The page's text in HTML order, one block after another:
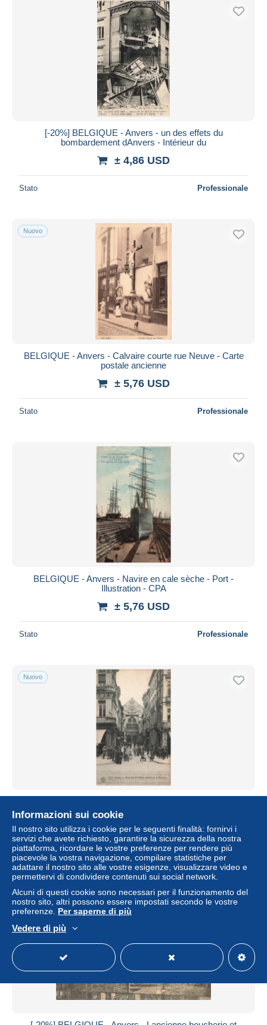
[-20%] BELGIQUE - Anvers - un des effets du
bombardement dAnvers - Intérieur du
± 4,86 USD
Stato Professionale
Nuovo
BELGIQUE - Anvers - Calvaire courte rue Neuve - Carte
postale ancienne
± 5,76 USD
Stato Professionale
BELGIQUE - Anvers - Navire en cale sèche - Port -
Illustration - CPA
± 5,76 USD
Stato Professionale
Nuovo
Bourse - Animé - CPA
± 6,91 USD
Stato Professionale
Informazioni sui cookie
Il nostro sito utilizza i cookie per le seguenti finalità: fornirvi i
servizi che avete richiesto, garantire la sicurezza della nostra
piattaforma, ricordare le vostre preferenze per rendere più
piacevole la vostra navigazione, compilare statistiche per
adattare il nostro sito alle vostre esigenze, visualizzare video e
permettervi di condividere contenuti sui social network.
Alcuni di questi cookie sono necessari per il funzionamento del
nostro sito, altri possono essere impostati secondo le vostre
preferenze. Per saperne di più
Vedere di più